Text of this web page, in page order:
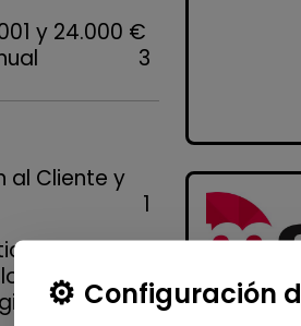
y 24.000 €
3
al Cliente y
1
y
1
Configuración